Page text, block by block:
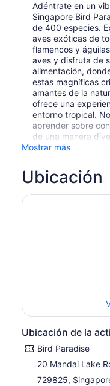
Adéntrate en un
Singapore Bird
de 400 especies.
aves exóticas de
flamencos y
aves y disfruta de
alimentación,
estas magníficas
amantes de la
ofrece una
entorno tropical.
aprender sobre
de una manera
Mostrar más
Ubicación
Ubicación de la
Bird Paradise
20 Mandai Lake
729825,